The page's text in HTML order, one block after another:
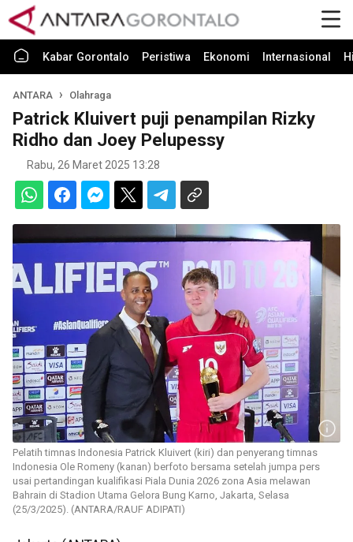
Kabar Gorontalo Peristiwa Ekonomi Internasional
ANTARA Olahraga
Patrick Kluivert puji penampilan Rizky
Ridho dan Joey Pelupessy
Rabu, 26 Maret 2025 13:28
Pelatih timnas Indonesia Patrick Kluivert (kiri) dan penyerang timnas
Indonesia Ole Romeny (kanan) berfoto bersama setelah jumpa pers
usai pertandingan kualifikasi Piala Dunia 2026 zona Asia melawan
Bahrain di Stadion Utama Gelora Bung Karno, Jakarta, Selasa
(25/3/2025). (ANTARA/RAUF ADIPATI)